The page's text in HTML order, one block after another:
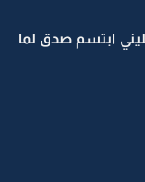
ابتسم صدق لما